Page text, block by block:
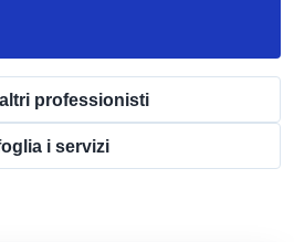
professionisti
i servizi